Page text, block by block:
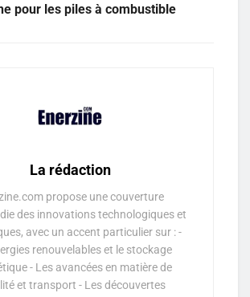
pour les piles à combustible
La rédaction
propose une couverture
des innovations technologiques et
avec un accent particulier sur : -
renouvelables et le stockage
- Les avancées en matière de
et transport - Les découvertes